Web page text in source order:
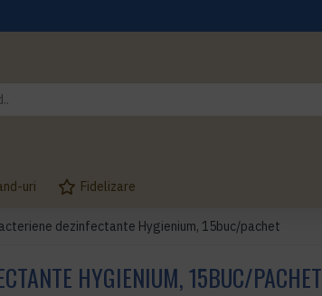
uri Fidelizare
dezinfectante Hygienium, 15buc/pachet
HYGIENIUM, 15BUC/PACHET